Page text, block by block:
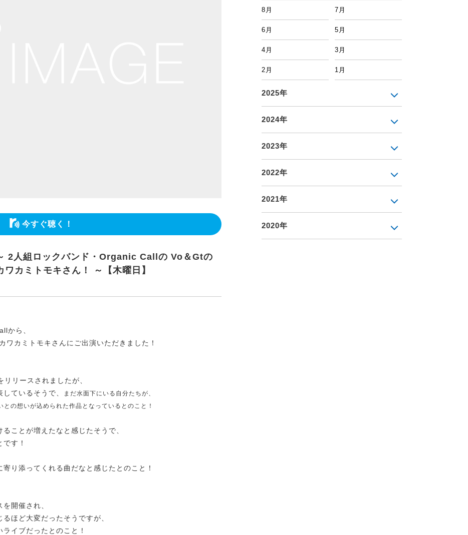
今すぐ聴く！
2人組ロックバンド・Organic Callの Vo＆Gtの
カミトモキさん！ ～【木曜日】
から、
カミトモキさんにご出演いただきました！
リースされましたが、
ているそうで、
まだ水面下にいる自分たちが、
との想いが込められた作品となっているとのこと！
ことが増えたなと感じたそうで、
す！
り添ってくれる曲だなと感じたとのこと！
開催され、
ほど大変だったそうですが、
イブだったとのこと！
8月 7月
6月 5月
4月 3月
2月 1月
2025年
2024年
2023年
2022年
2021年
2020年